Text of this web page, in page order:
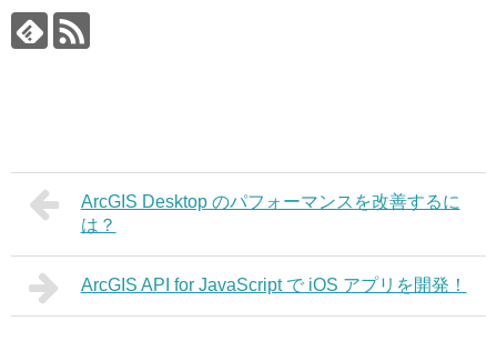
ArcGIS Desktop のパフォーマンスを改善するに
は？
ArcGIS API for JavaScript で iOS アプリを開発！